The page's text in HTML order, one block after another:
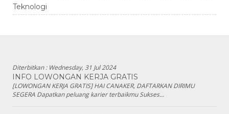
Teknologi
Diterbitkan : Wednesday, 31 Jul 2024
INFO LOWONGAN KERJA GRATIS
[LOWONGAN KERJA GRATIS] HAI CANAKER, DAFTARKAN DIRIMU
SEGERA Dapatkan peluang karier terbaikmu Sukses...